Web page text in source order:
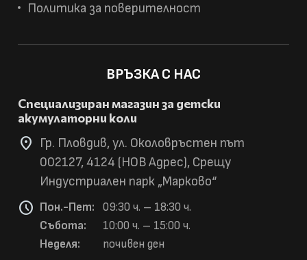
Политика за поверителност
ВРЪЗКА С НАС
Специализиран магазин за детски
акумулаторни коли
location_on
Гр. Пловдив, ул. Околовръстен път
002127, 4124 (НОВ Адрес), Срещу
Индустриален парк „Марково“
schedule Пон.-Пет:
09:30 ч. – 18:30 ч.
Събота:
10:00 ч. – 15:00 ч.
Неделя:
почивен ден